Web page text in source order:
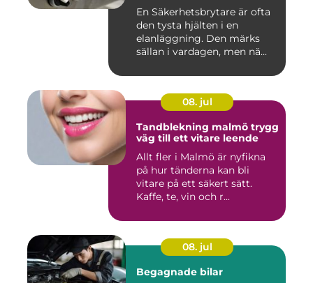
En Säkerhetsbrytare är ofta
den tysta hjälten i en
elanläggning. Den märks
sällan i vardagen, men nä...
08. jul
Tandblekning malmö trygg
väg till ett vitare leende
Allt fler i Malmö är nyfikna
på hur tänderna kan bli
vitare på ett säkert sätt.
Kaffe, te, vin och r...
08. jul
Begagnade bilar